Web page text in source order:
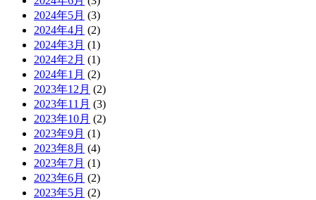
2024年5月 (3)
2024年4月 (2)
2024年3月 (1)
2024年2月 (1)
2024年1月 (2)
2023年12月 (2)
2023年11月 (3)
2023年10月 (2)
2023年9月 (1)
2023年8月 (4)
2023年7月 (1)
2023年6月 (2)
2023年5月 (2)